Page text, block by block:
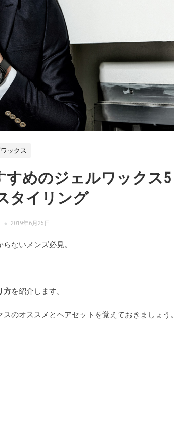
ックス
すめのジェルワックス5
タイリング
2019年6月25日
ないメンズ必見。
方を紹介します。
のオススメとヘアセットを覚えておきましょう。